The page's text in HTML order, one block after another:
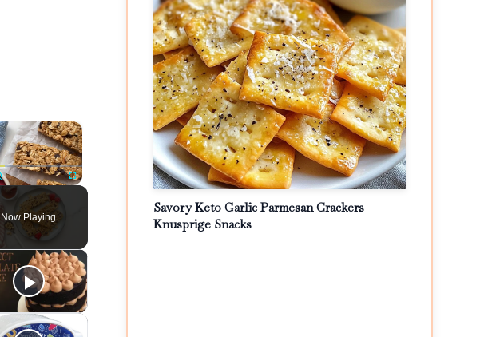
×
Unmute Fullscreen
Now Playing
Savory Keto Garlic Parmesan Crackers
Knusprige Snacks